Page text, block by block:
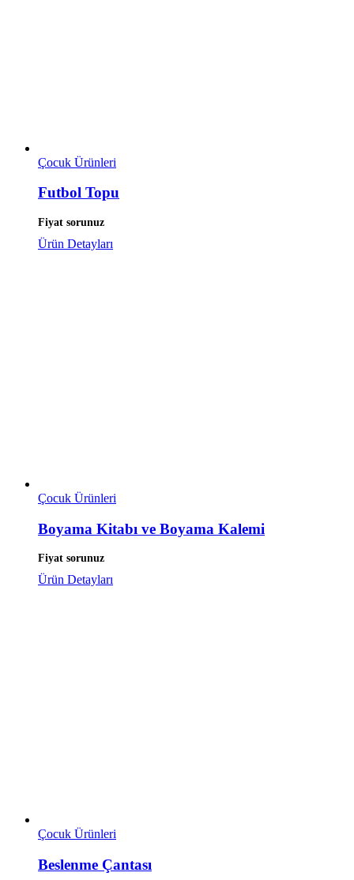
Çocuk Ürünleri
Futbol Topu
Fiyat sorunuz
Ürün Detayları
Çocuk Ürünleri
Boyama Kitabı ve Boyama Kalemi
Fiyat sorunuz
Ürün Detayları
Çocuk Ürünleri
Beslenme Çantası